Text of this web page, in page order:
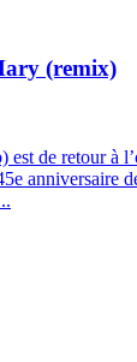
(remix)
de retour à
anniversaire